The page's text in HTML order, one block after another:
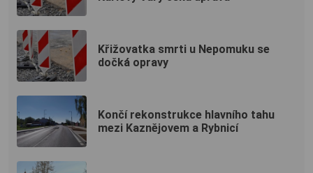
Křižovatka smrti u Nepomuku se
dočká opravy
Končí rekonstrukce hlavního tahu
mezi Kaznějovem a Rybnicí